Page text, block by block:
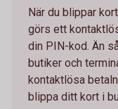
När du blippar
görs ett
din PIN-kod. Än
butiker och
kontaktlösa
blippa ditt kort i